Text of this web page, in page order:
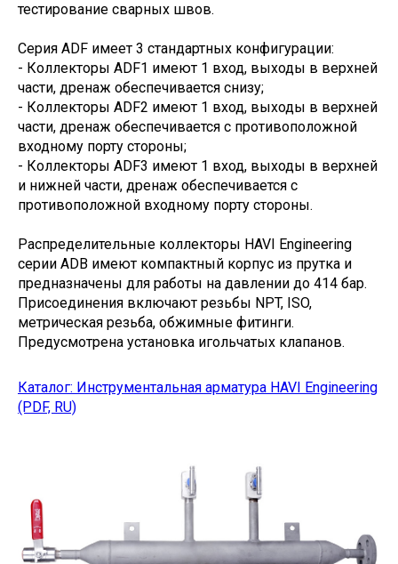
тестирование сварных швов.
Серия ADF имеет 3 стандартных конфигурации:
- Коллекторы ADF1 имеют 1 вход, выходы в верхней
части, дренаж обеспечивается снизу;
- Коллекторы ADF2 имеют 1 вход, выходы в верхней
части, дренаж обеспечивается с противоположной
входному порту стороны;
- Коллекторы ADF3 имеют 1 вход, выходы в верхней
и нижней части, дренаж обеспечивается с
противоположной входному порту стороны.
Распределительные коллекторы HAVI Engineering
серии ADB имеют компактный корпус из прутка и
предназначены для работы на давлении до 414 бар.
Присоединения включают резьбы NPT, ISO,
метрическая резьба, обжимные фитинги.
Предусмотрена установка игольчатых клапанов.
Каталог: Инструментальная арматура HAVI Engineering
(PDF, RU)